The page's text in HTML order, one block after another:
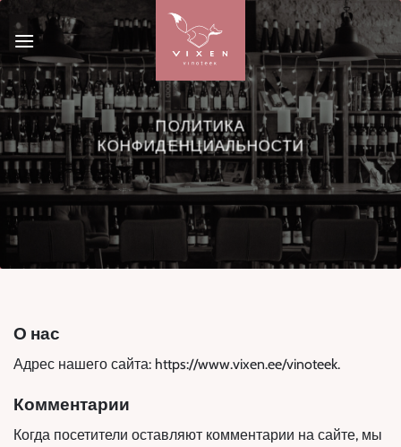
content
ПОЛИТИКА
КОНФИДЕНЦИАЛЬНОСТИ
О нас
Адрес нашего сайта: https://www.vixen.ee/vinoteek.
Комментарии
Когда посетители оставляют комментарии на сайте, мы